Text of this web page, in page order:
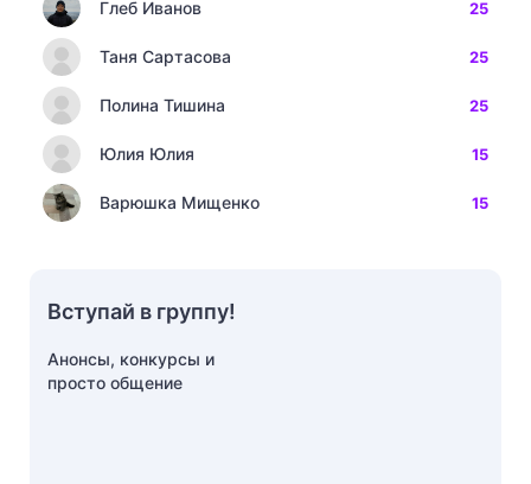
Глеб Иванов 25
Таня Сартасова 25
Полина Тишина 25
Юлия Юлия 15
Варюшка Мищенко 15
Вступай в группу!
Анонсы, конкурсы и
просто общение